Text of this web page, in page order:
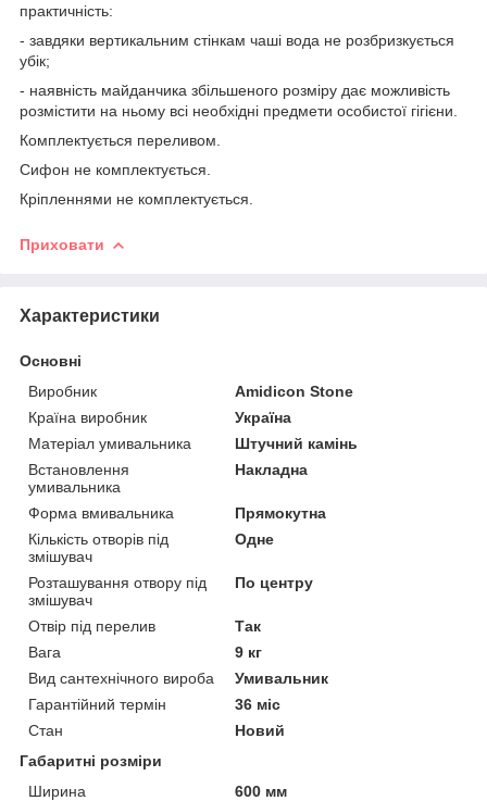
практичність:
- завдяки вертикальним стінкам чаші вода не розбризкується
убік;
- наявність майданчика збільшеного розміру дає можливість
розмістити на ньому всі необхідні предмети особистої гігієни.
Комплектується переливом.
Сифон не комплектується.
Кріпленнями не комплектується.
Приховати
Характеристики
Основні
Виробник
Amidicon Stone
Країна виробник
Україна
Матеріал умивальника
Штучний камінь
Встановлення
умивальника
Накладна
Форма вмивальника
Прямокутна
Кількість отворів під
змішувач
Одне
Розташування отвору під
змішувач
По центру
Отвір під перелив
Так
Вага
9 кг
Вид сантехнічного вироба
Умивальник
Гарантійний термін
36 міс
Стан
Новий
Габаритні розміри
Ширина
600 мм